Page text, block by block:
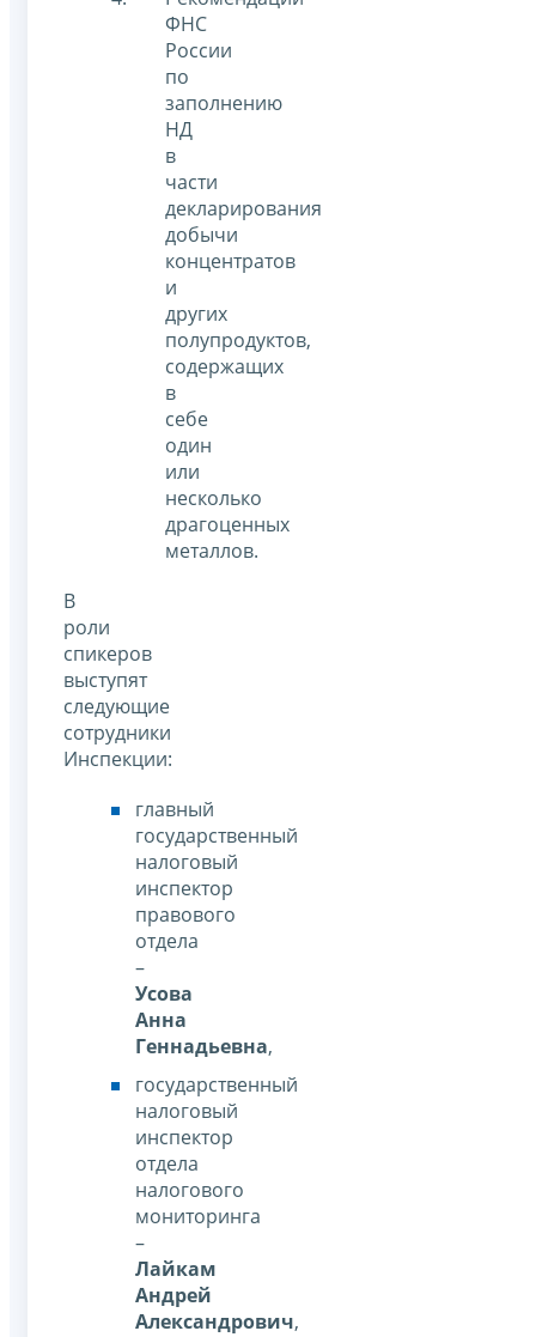
ФНС
России
по
заполнению
НД
в
части
декларирования
добычи
концентратов
и
других
полупродуктов,
содержащих
в
себе
один
или
несколько
драгоценных
металлов.
В
роли
спикеров
выступят
следующие
сотрудники
Инспекции:
главный
государственный
налоговый
инспектор
правового
отдела
–
Усова
Анна
Геннадьевна,
государственный
налоговый
инспектор
отдела
налогового
мониторинга
–
Лайкам
Андрей
Александрович,